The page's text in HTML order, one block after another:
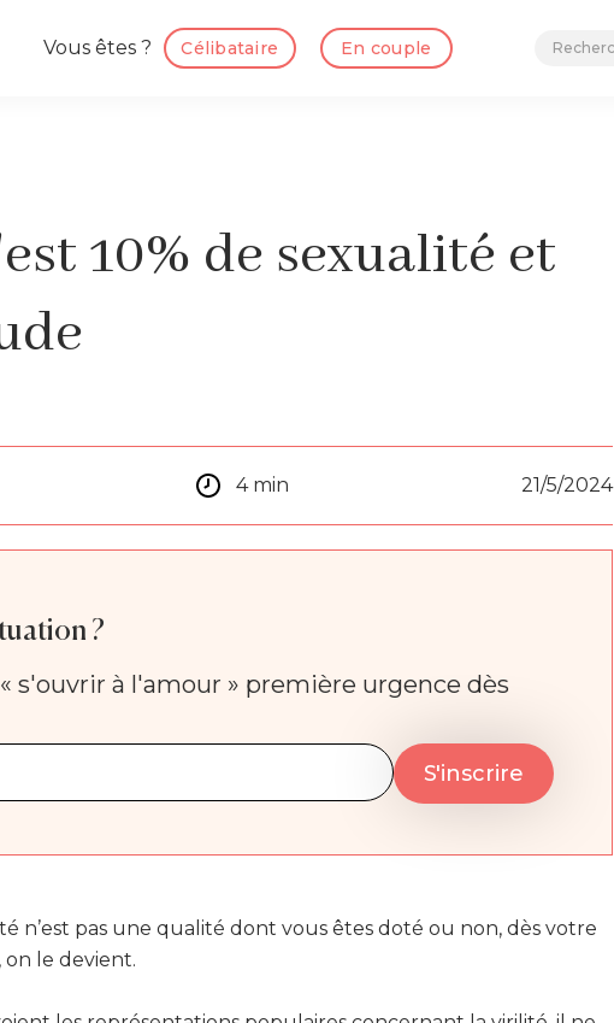
Vous êtes ? Célibataire En couple
10% de sexualité et
4 min 21/5/2024
?
s'ouvrir à l'amour » première urgence dès
n’est pas une qualité dont vous êtes doté ou non, dès votre
on le devient.